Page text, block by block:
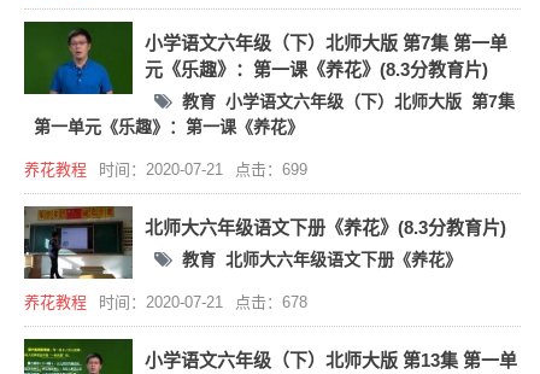
小学语文六年级（下）北师大版 第7集 第一单
元《乐趣》：第一课《养花》(8.3分教育片)
教育 小学语文六年级（下）北师大版 第7集
第一单元《乐趣》：第一课《养花》
养花教程 时间：2020-07-21 点击：699
北师大六年级语文下册《养花》(8.3分教育片)
教育 北师大六年级语文下册《养花》
养花教程 时间：2020-07-21 点击：678
小学语文六年级（下）北师大版 第13集 第一单